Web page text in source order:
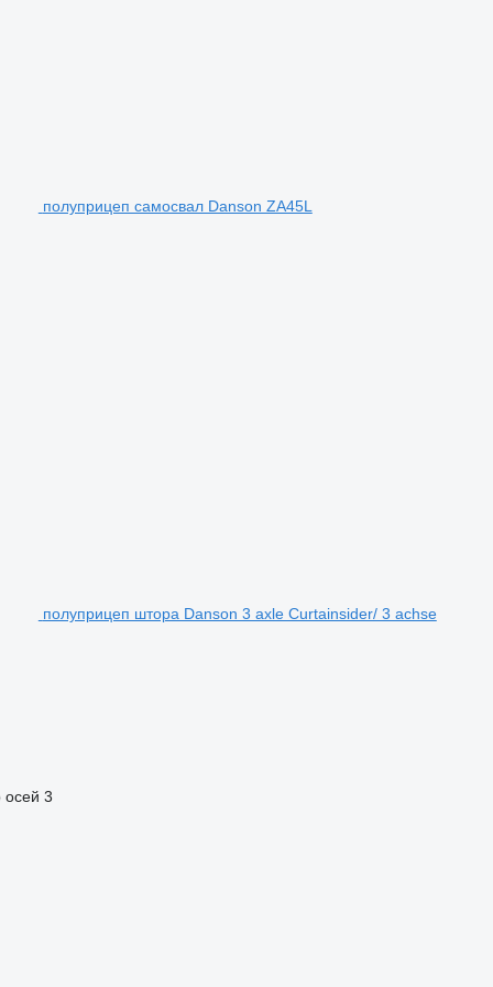
полуприцеп самосвал Danson ZA45L
полуприцеп штора Danson 3 axle Curtainsider/ 3 achse
осей 3